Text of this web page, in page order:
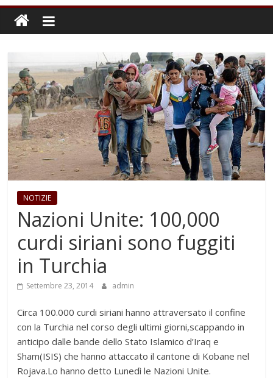
NOTIZIE
Nazioni Unite: 100,000
curdi siriani sono fuggiti
in Turchia
Settembre 23, 2014 admin
Circa 100.000 curdi siriani hanno attraversato il confine
con la Turchia nel corso degli ultimi giorni,scappando in
anticipo dalle bande dello Stato Islamico d’Iraq e
Sham(ISIS) che hanno attaccato il cantone di Kobane nel
Rojava.Lo hanno detto Lunedì le Nazioni Unite.